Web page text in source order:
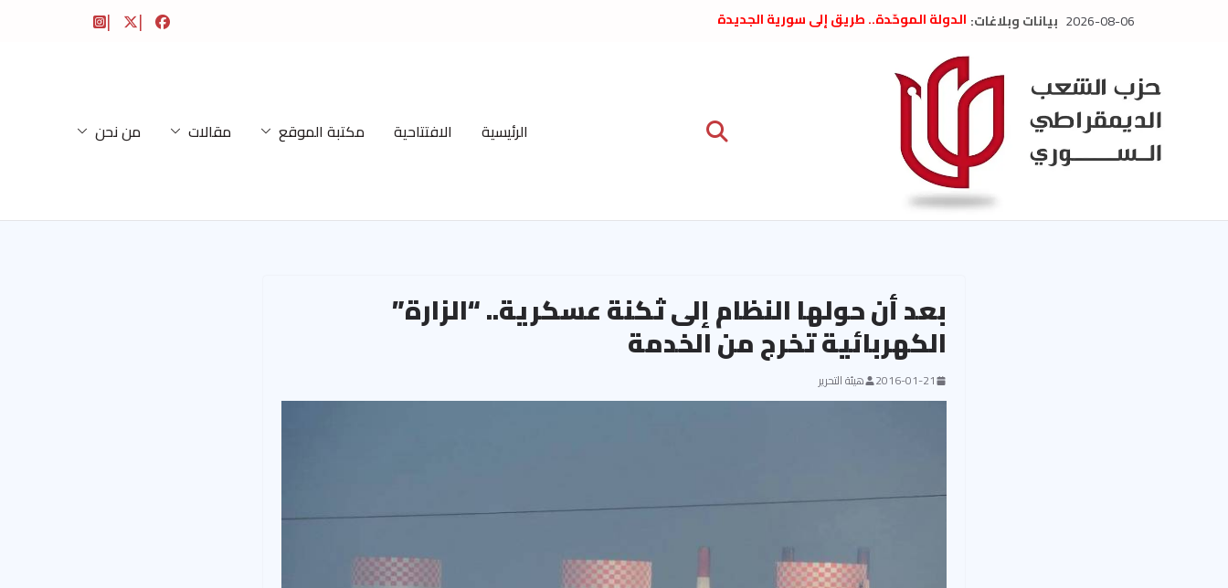
2026-08-06 بيانات وبلاغات: الدولة الموحّدة.. طريق إلى سورية الجديدة
تعزية بوفاة المناضل حسن عبدالعظيم الأمين
العام السابق لحزب الاتحاد الاشتراكي العربي
الديمقراطي
بلاغ صادر عن اجتماع اللجنة المركزية نيسان
الحرب الأمريكية الإسرائيلية على نظام الملالي
في إيران .. بيان من حزب الشعب الديمقراطي
السوري
الرئيسية الافتتاحية مكتبة الموقع مقالات من نحن
بعد أن حولها النظام إلى ثكنة عسكرية.. “الزارة”
الكهربائية تخرج من الخدمة
2016-01-21 هيئة التحرير